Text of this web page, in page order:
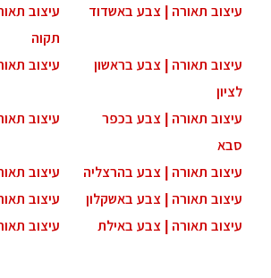
תאורה | צבע באשדוד
עיצוב תאורה |
תאורה | צבע בראשון
עיצוב תאורה |
תאורה | צבע בכפר
עיצוב תאורה |
תאורה | צבע בהרצליה
עיצוב תאורה |
תאורה | צבע באשקלון
עיצוב תאורה |
תאורה | צבע באילת
עיצוב תאורה |